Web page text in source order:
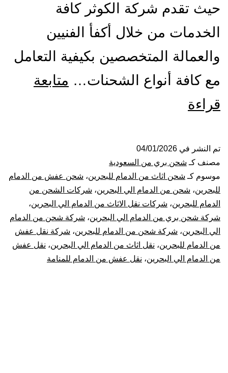
حيث تقدم شركة الكوثر كافة
الخدمات من خلال أكفأ الفنيين
والعمالة المتخصصين بكيفية التعامل
مع كافة أنواع الشحنات… متابعة
قراءة
من
الدمام
الي
البحرين
|
تم النشر في 04/01/2026
مصنف كـ شحن بري من السعودية
موسوم كـ شحن اثاث من الدمام للبحرين، شحن عفش من الدمام
للبحرين، شحن من الدمام الي البحرين، شركات الشحن من
الدمام للبحرين، شركات نقل الاثاث من الدمام الي البحرين،
شركة شحن بري من الدمام الي البحرين، شركة شحن من الدمام
الي البحرين، شركة شحن من الدمام للبحرين، شركة نقل عفش
من الدمام للبحرين، نقل اثاث من الدمام الي البحرين، نقل عفش
من الدمام الي البحرين، نقل عفش من الدمام للمنامة